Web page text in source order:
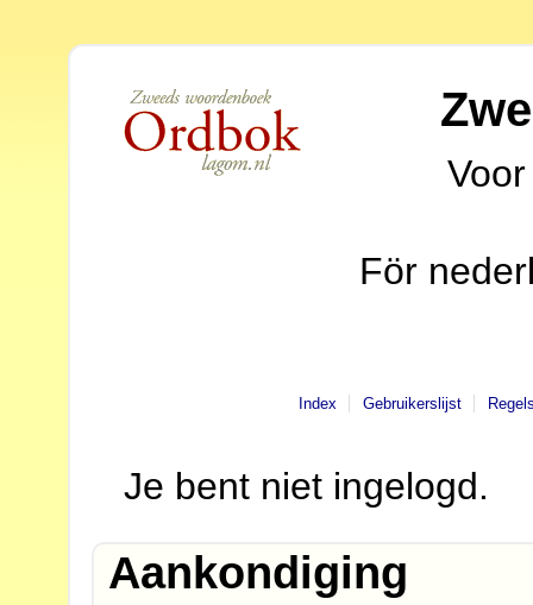
För
Index Gebruikerslijst
Je bent niet ingelogd.
Aankondiging